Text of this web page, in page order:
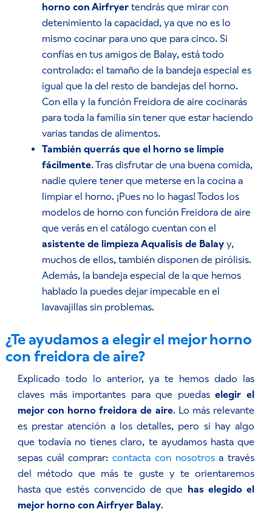
horno con Airfryertendrás que mirar con
detenimiento la capacidad, ya que no es lo
mismo cocinar para uno que para cinco. Si
confías en tus amigos de Balay, está todo
controlado: el tamaño de la bandeja especial es
igual que la del resto de bandejas del horno.
Con ella y la función Freidora de aire cocinarás
para toda la familia sin tener que estar haciendo
varias tandas de alimentos.
También querrás que el horno se limpie
fácilmente. Tras disfrutar de una buena comida,
nadie quiere tener que meterse en la cocina a
limpiar el horno. ¡Pues no lo hagas! Todos los
modelos de horno con función Freidora de aire
que verás en el catálogo cuentan con el
asistente de limpieza Aqualisis de Balayy,
muchos de ellos, también disponen de pirólisis.
Además, la bandeja especial de la que hemos
hablado la puedes dejar impecable en el
lavavajillas sin problemas.
¿Te ayudamos a elegir el mejor horno
con freidora de aire?
Explicado todo lo anterior, ya te hemos dado las
claves más importantes para que puedaselegir el
mejor con horno freidora de aire. Lo más relevante
es prestar atención a los detalles, pero si hay algo
que todavía no tienes claro, te ayudamos hasta que
sepas cuál comprar:contacta con nosotrosa través
del método que más te guste y te orientaremos
hasta que estés convencido de que has elegido el
mejor horno con Airfryer Balay.